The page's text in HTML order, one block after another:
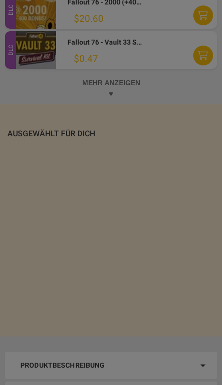
DLC
Fallout 76 - 2000 (+400 Bonus) Atoms XBOX One CD Key
$20.60
DLC
Fallout 76 - Vault 33 Survival Pack DLC XBOX One / Xbox Series X|S CD Key
$0.47
MEHR ANZEIGEN
AUSGEWÄHLT FÜR DICH
PRODUKTBESCHREIBUNG